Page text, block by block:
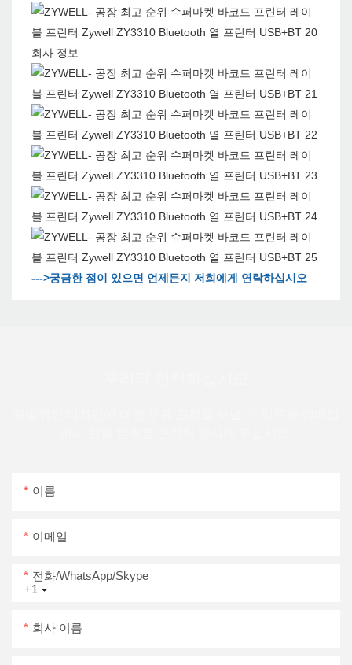
회사 정보
--->궁금한 점이 있으면 언제든지 저희에게 연락하십시오
이름
이메일
+1
전화/WhatsApp/Skype
회사 이름